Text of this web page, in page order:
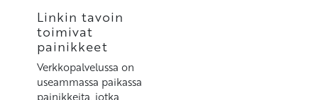
Linkin tavoin
toimivat
painikkeet
Verkkopalvelussa on
useammassa paikassa
painikkeita, jotka